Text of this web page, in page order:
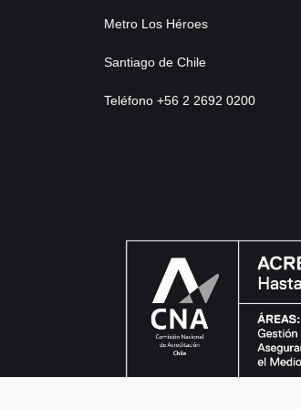
Metro Los Héroes
Santiago de Chile
Teléfono +56 2 2692 0200